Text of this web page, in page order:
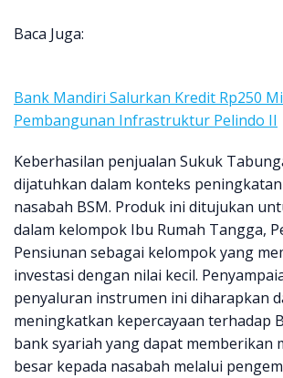
Baca Juga:
Bank Mandiri Salurkan Kredit Rp250
Pembangunan Infrastruktur Pelindo II
Keberhasilan penjualan Sukuk
dijatuhkan dalam konteks
nasabah BSM. Produk ini ditujukan
dalam kelompok Ibu Rumah Tangga,
Pensiunan sebagai kelompok yang
investasi dengan nilai kecil.
penyaluran instrumen ini diharapkan
meningkatkan kepercayaan terhadap
bank syariah yang dapat memberikan
besar kepada nasabah melalui